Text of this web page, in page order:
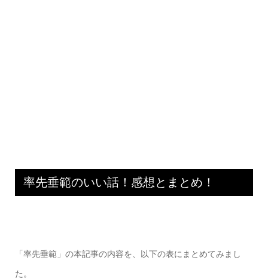
率先垂範のいい話！感想とまとめ！
「率先垂範」の本記事の内容を、以下の表にまとめてみまし
た。